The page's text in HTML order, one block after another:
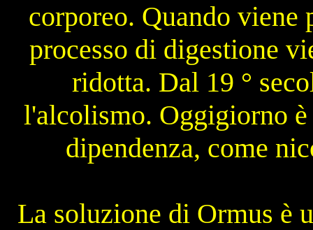
corporeo. Quando
processo di digestione
ridotta. Dal 19 °
l'alcolismo. Oggigiorno
dipendenza, come
La soluzione di Ormus è